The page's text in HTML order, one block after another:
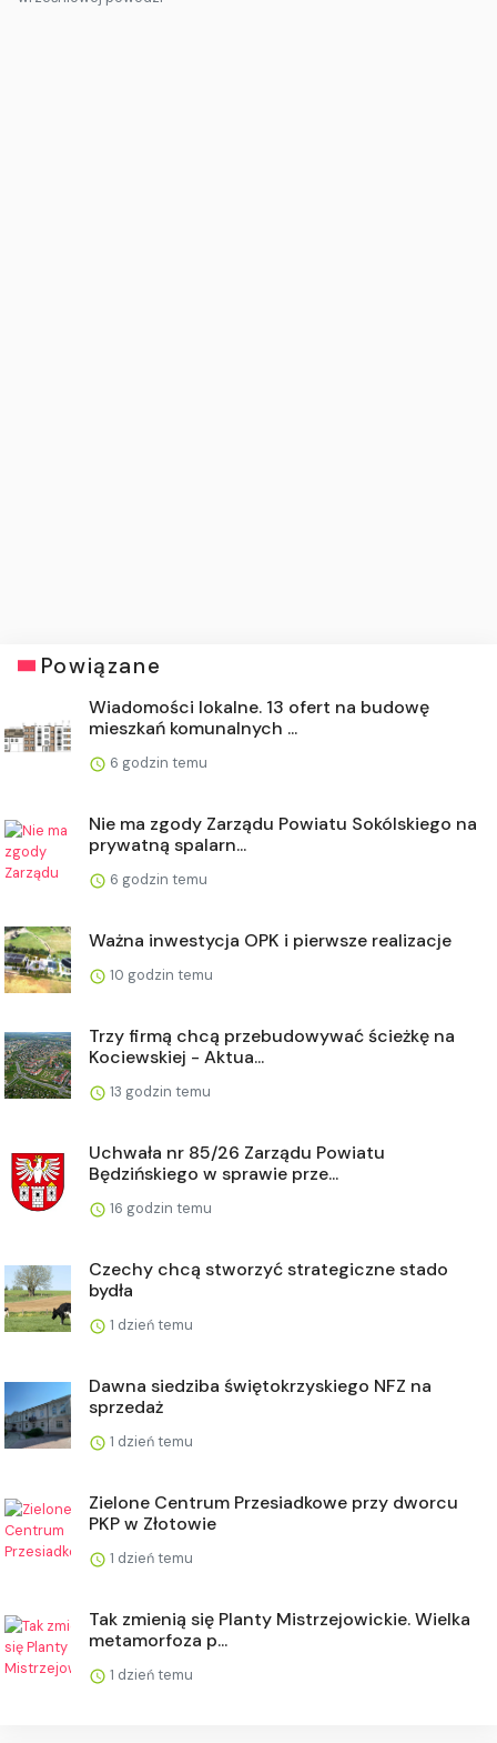
Powiązane
Wiadomości lokalne. 13 ofert na budowę
mieszkań komunalnych ...
6 godzin temu
Nie ma zgody Zarządu Powiatu Sokólskiego na
prywatną spalarn...
6 godzin temu
Ważna inwestycja OPK i pierwsze realizacje
10 godzin temu
Trzy firmą chcą przebudowywać ścieżkę na
Kociewskiej - Aktua...
13 godzin temu
Uchwała nr 85/26 Zarządu Powiatu
Będzińskiego w sprawie prze...
16 godzin temu
Czechy chcą stworzyć strategiczne stado
bydła
1 dzień temu
Dawna siedziba świętokrzyskiego NFZ na
sprzedaż
1 dzień temu
Zielone Centrum Przesiadkowe przy dworcu
PKP w Złotowie
1 dzień temu
Tak zmienią się Planty Mistrzejowickie. Wielka
metamorfoza p...
1 dzień temu